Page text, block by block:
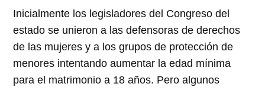
Inicialmente los legisladores del Congreso del
estado se unieron a las defensoras de derechos
de las mujeres y a los grupos de protección de
menores intentando aumentar la edad mínima
para el matrimonio a 18 años. Pero algunos